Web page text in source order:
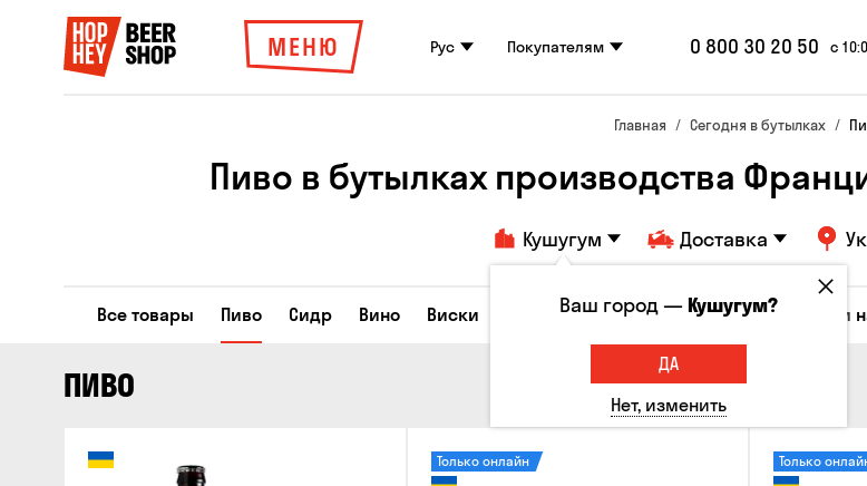
МЕНЮ Рус Покупателям 0 800 30 20 50 с
Главная Сегодня в бутылках
Пиво в бутылках производства
Кушугум Доставка
Все товары Пиво Сидр Вино Виски Коктейли Водка Соджу Ликеры и
ПИВО
Только онлайн Только
Ваш город —Кушугум?
ДА
Нет, изменить